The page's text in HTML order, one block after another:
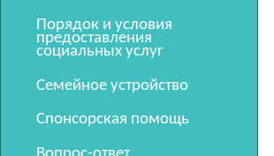
Порядок и условия
предоставления
социальных услуг
Семейное устройство
Спонсорская помощь